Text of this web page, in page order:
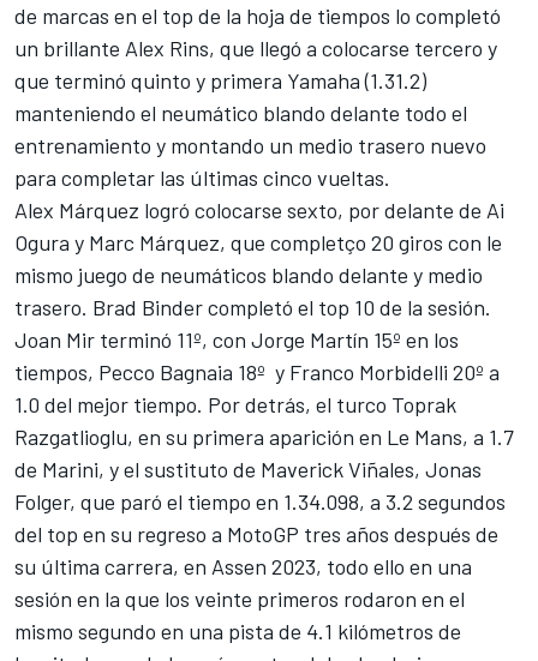
de marcas en el top de la hoja de tiempos lo completó
un brillante Alex Rins, que llegó a colocarse tercero y
que terminó quinto y primera Yamaha(1.31.2)
manteniendo el neumático blando delante todo el
entrenamiento y montando un medio trasero nuevo
para completar las últimas cinco vueltas.
Alex Márquez logró colocarse sexto, por delante de Ai
Ogura y Marc Márquez, que completço 20 giros con le
mismo juego de neumáticos blando delante y medio
trasero. Brad Bindercompletó el top 10 de la sesión.
Joan Mir terminó 11º, con Jorge Martín 15º en los
tiempos, Pecco Bagnaia 18º y Franco Morbidelli 20º a
1.0 del mejor tiempo. Por detrás, el turco Toprak
Razgatlioglu, en su primera aparición en Le Mans, a 1.7
de Marini, y el sustituto de Maverick Viñales, Jonas
Folger, que paró el tiempo en 1.34.098, a 3.2 segundos
del top en su regreso a MotoGP tres años después de
su última carrera, en Assen 2023, todo ello en una
sesión en la que los veinte primeros rodaron en el
mismo segundo en una pista de 4.1 kilómetros de